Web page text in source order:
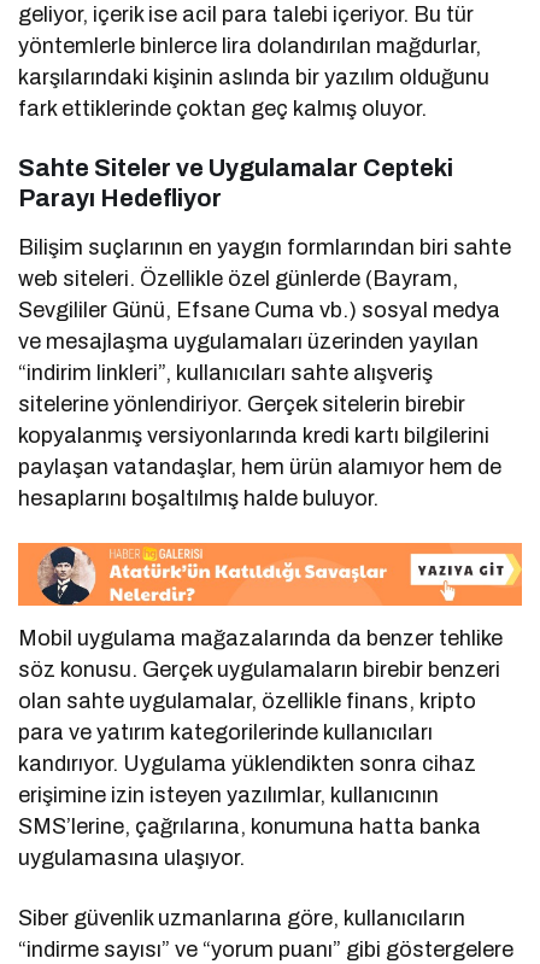
geliyor, içerik ise acil para talebi içeriyor. Bu tür
yöntemlerle binlerce lira dolandırılan mağdurlar,
karşılarındaki kişinin aslında bir yazılım olduğunu
fark ettiklerinde çoktan geç kalmış oluyor.
Sahte Siteler ve Uygulamalar Cepteki
Parayı Hedefliyor
Bilişim suçlarının en yaygın formlarından biri sahte
web siteleri. Özellikle özel günlerde (Bayram,
Sevgililer Günü, Efsane Cuma vb.) sosyal medya
ve mesajlaşma uygulamaları üzerinden yayılan
“indirim linkleri”, kullanıcıları sahte alışveriş
sitelerine yönlendiriyor. Gerçek sitelerin birebir
kopyalanmış versiyonlarında kredi kartı bilgilerini
paylaşan vatandaşlar, hem ürün alamıyor hem de
hesaplarını boşaltılmış halde buluyor.
Mobil uygulama mağazalarında da benzer tehlike
söz konusu. Gerçek uygulamaların birebir benzeri
olan sahte uygulamalar, özellikle finans, kripto
para ve yatırım kategorilerinde kullanıcıları
kandırıyor. Uygulama yüklendikten sonra cihaz
erişimine izin isteyen yazılımlar, kullanıcının
SMS’lerine, çağrılarına, konumuna hatta banka
uygulamasına ulaşıyor.
Siber güvenlik uzmanlarına göre, kullanıcıların
“indirme sayısı” ve “yorum puanı” gibi göstergelere